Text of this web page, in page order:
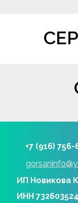
+7 (916)
ИП Новикова
ИНН